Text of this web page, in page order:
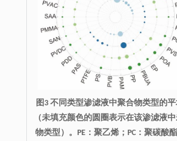
图3 不同类型渗滤液中聚合物类型的平
（未填充颜色的圆圈表示在该渗滤液
物类型）。PE：聚乙烯；PC：聚碳酸